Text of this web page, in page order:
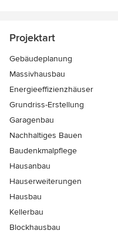
Projektart
Gebäudeplanung
Massivhausbau
Energieeffizienzhäuser
Grundriss-Erstellung
Garagenbau
Nachhaltiges Bauen
Baudenkmalpflege
Hausanbau
Hauserweiterungen
Hausbau
Kellerbau
Blockhausbau